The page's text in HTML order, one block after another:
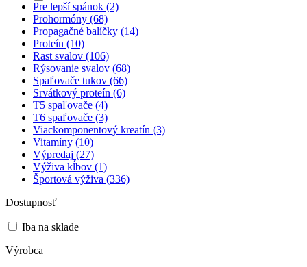
Pre lepší spánok (2)
Prohormóny (68)
Propagačné balíčky (14)
Proteín (10)
Rast svalov (106)
Rýsovanie svalov (68)
Spaľovače tukov (66)
Srvátkový proteín (6)
T5 spaľovače (4)
T6 spaľovače (3)
Viackomponentový kreatín (3)
Vitamíny (10)
Výpredaj (27)
Výživa kĺbov (1)
Športová výživa (336)
Dostupnosť
Iba na sklade
Výrobca